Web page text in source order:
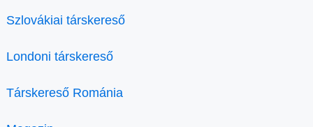
Szlovákiai társkereső
Londoni társkereső
Társkereső Románia